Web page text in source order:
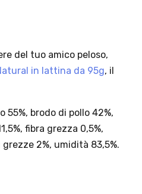
del tuo amico peloso,
in lattina da 95g, il
55%, brodo di pollo 42%,
fibra grezza 0,5%,
2%, umidità 83,5%.